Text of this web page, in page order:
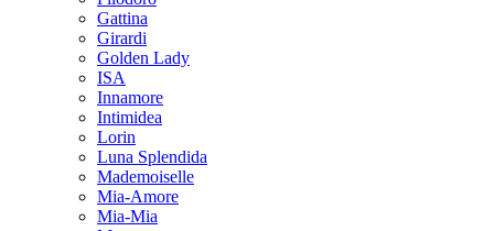
Gattina
Girardi
Golden Lady
ISA
Innamore
Intimidea
Lorin
Luna Splendida
Mademoiselle
Mia-Amore
Mia-Mia